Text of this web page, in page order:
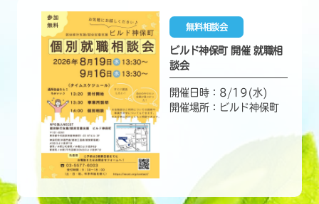
無料相談会
ビルド神保町 開催 就職相
談会
開催日時：8/19(水)
開催場所：ビルド神保町